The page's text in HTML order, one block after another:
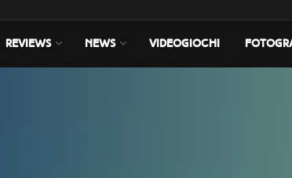
REVIEWS NEWS VIDEOGIOCHI